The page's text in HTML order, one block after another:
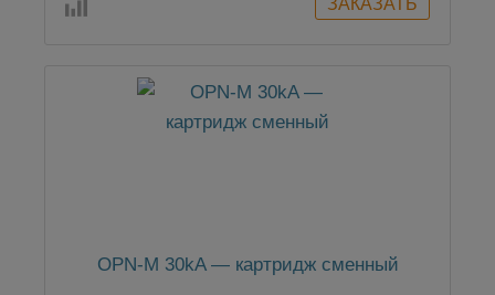
OPN-M 30kA — картридж сменный